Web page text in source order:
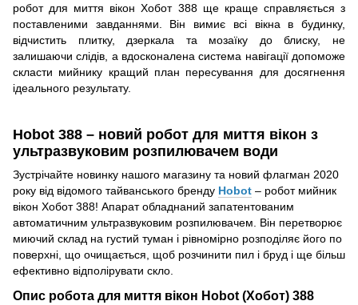
робот для миття вікон Хобот 388 ще краще справляється з
поставленими завданнями. Він вимиє всі вікна в будинку,
відчистить плитку, дзеркала та мозаїку до блиску, не
залишаючи слідів, а вдосконалена система навігації допоможе
скласти мийнику кращий план пересування для досягнення
ідеального результату.
Hobot 388 – новий робот для миття вікон з
ультразвуковим розпилювачем води
Зустрічайте новинку нашого магазину та новий флагман 2020
року від відомого тайванського бренду Hobot – робот мийник
вікон Хобот 388! Апарат обладнаний запатентованим
автоматичним ультразвуковим розпилювачем. Він перетворює
миючий склад на густий туман і рівномірно розподіляє його по
поверхні, що очищається, щоб розчинити пил і бруд і ще більш
ефективно відполірувати скло.
Опис робота для миття вікон Hobot (Хобот) 388